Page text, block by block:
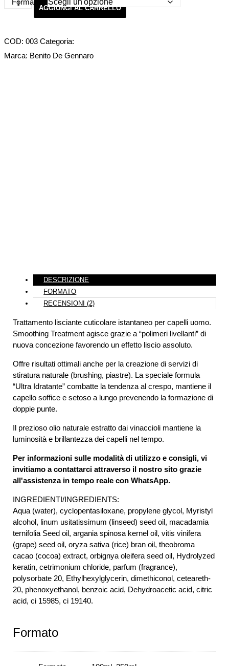
Formato
Smoothing
AGGIUNGI AL CARRELLO
COD: 003 Categoria:
Marca: Benito De Gennaro
DESCRIZIONE
FORMATO
RECENSIONI (2)
Trattamento lisciante cuticolare istantaneo per capelli uomo.
Smoothing Treatment agisce grazie a “polimeri livellanti” di
nuova concezione favorendo un effetto liscio assoluto.
Offre risultati ottimali anche per la creazione di servizi di
stiratura naturale (brushing, piastre). La speciale formula
“Ultra Idratante” combatte la tendenza al crespo, mantiene il
capello soffice e setoso a lungo prevenendo la formazione di
doppie punte.
Il prezioso olio naturale estratto dai vinaccioli mantiene la
luminosità e brillantezza dei capelli nel tempo.
Per informazioni sulle modalità di utilizzo e consigli, vi
invitiamo a contattarci attraverso il nostro sito grazie
all'assistenza in tempo reale con WhatsApp.
INGREDIENTI/INGREDIENTS:
Aqua (water), cyclopentasiloxane, propylene glycol, Myristyl
alcohol, linum usitatissimum (linseed) seed oil, macadamia
ternifolia Seed oil, argania spinosa kernel oil, vitis vinifera
(grape) seed oil, oryza sativa (rice) bran oil, theobroma
cacao (cocoa) extract, orbignya oleifera seed oil, Hydrolyzed
keratin, cetrimonium chloride, parfum (fragrance),
polysorbate 20, Ethylhexylglycerin, dimethiconol, ceteareth-
20, phenoxyethanol, benzoic acid, Dehydroacetic acid, citric
acid, ci 15985, ci 19140.
Formato